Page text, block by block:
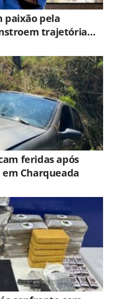
paixão pela
trajetória
feridas após
Charqueada